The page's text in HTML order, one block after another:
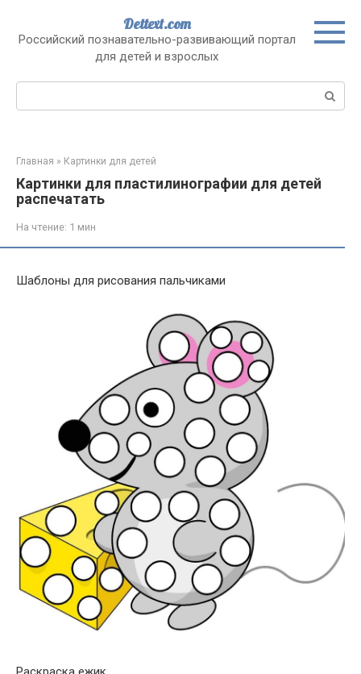
контенту
Dettext.com
Российский познавательно-развивающий портал
для детей и взрослых
Поиск:
Главная » Картинки для детей
Картинки для пластилинографии для детей
распечатать
На чтение: 1 мин
Шаблоны для рисования пальчиками